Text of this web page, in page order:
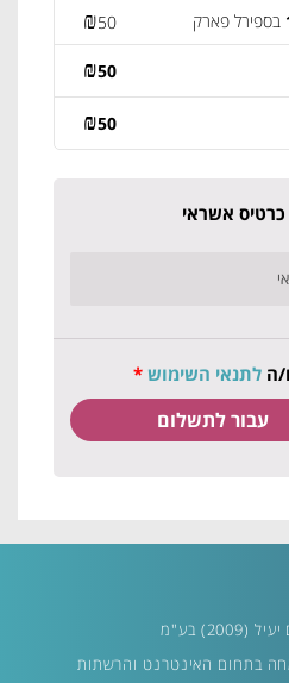
בספירל פארק ₪50
₪50
₪50
אשראי
ה לתנאי השימוש *
בע"מ
בתחום האינטרנט והרשתות